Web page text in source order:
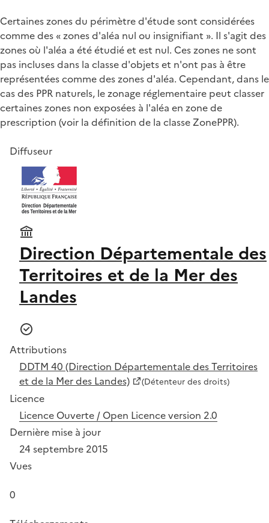
Certaines zones du périmètre d'étude sont considérées
comme des « zones d'aléa nul ou insignifiant ». Il s'agit des
zones où l'aléa a été étudié et est nul. Ces zones ne sont
pas incluses dans la classe d'objets et n'ont pas à être
représentées comme des zones d'aléa. Cependant, dans le
cas des PPR naturels, le zonage réglementaire peut classer
certaines zones non exposées à l'aléa en zone de
prescription (voir la définition de la classe ZonePPR).
Diffuseur
Direction Départementale des
Territoires et de la Mer des
Landes
Attributions
DDTM 40 (Direction Départementale des Territoires
et de la Mer des Landes)
(Détenteur des droits)
Licence
Licence Ouverte / Open Licence version 2.0
Dernière mise à jour
24 septembre 2015
Vues
0